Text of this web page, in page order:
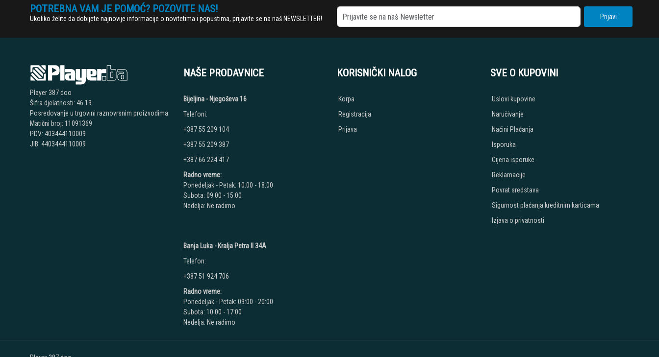
POTREBNA VAM JE POMOĆ? POZOVITE NAS!
Ukoliko želite da dobijete najnovije informacije o novitetima i popustima, prijavite se na naš NEWSLETTER! Prijavi
Player 387 doo
Šifra djelatnosti: 46.19
Posredovanje u trgovini raznovrsnim proizvodima
Matični broj: 11091369
PDV: 403444110009
JIB: 4403444110009
NAŠE PRODAVNICE
Bijeljina - Njegoševa 16
Telefoni:
+387 55 209 104
+387 55 209 387
+387 66 224 417
Radno vreme:
Ponedeljak - Petak: 10:00 - 18:00
Subota: 09:00 - 15:00
Nedelja: Ne radimo
Banja Luka - Kralja Petra II 34A
Telefon:
+387 51 924 706
Radno vreme:
Ponedeljak - Petak: 09:00 - 20:00
Subota: 10:00 - 17:00
Nedelja: Ne radimo
KORISNIČKI NALOG
Korpa
Registracija
Prijava
SVE O KUPOVINI
Uslovi kupovine
Naručivanje
Načini Plaćanja
Isporuka
Cijena isporuke
Reklamacije
Povrat sredstava
Sigurnost plaćanja kreditnim karticama
Izjava o privatnosti